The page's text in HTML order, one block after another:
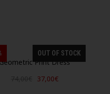
OUT OF STOCK
Print Dress
37,00€